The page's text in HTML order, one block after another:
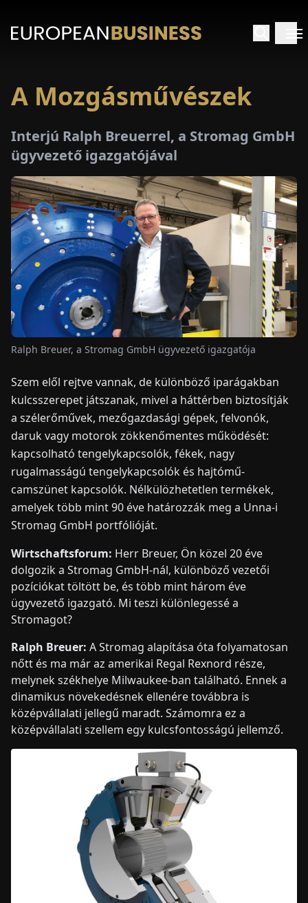
E-
PAPÍR
HÍREK
EN DE HU
KAPCSOLAT
A Mozgásművészek
Interjú Ralph Breuerrel, a Stromag GmbH
ügyvezető igazgatójával
Ralph Breuer, a Stromag GmbH ügyvezető igazgatója
Szem elől rejtve vannak, de különböző iparágakban
kulcsszerepet játszanak, mivel a háttérben biztosítják
a szélerőművek, mezőgazdasági gépek, felvonók,
daruk vagy motorok zökkenőmentes működését:
kapcsolható tengelykapcsolók, fékek, nagy
rugalmasságú tengelykapcsolók és hajtómű-
camszünet kapcsolók. Nélkülözhetetlen termékek,
amelyek több mint 90 éve határozzák meg a Unna-i
Stromag GmbH portfólióját.
Wirtschaftsforum: Herr Breuer, Ön közel 20 éve
dolgozik a Stromag GmbH-nál, különböző vezetői
pozíciókat töltött be, és több mint három éve
ügyvezető igazgató. Mi teszi különlegessé a
Stromagot?
Ralph Breuer: A Stromag alapítása óta folyamatosan
nőtt és ma már az amerikai Regal Rexnord része,
melynek székhelye Milwaukee-ban található. Ennek a
dinamikus növekedésnek ellenére továbbra is
középvállalati jellegű maradt. Számomra ez a
középvállalati szellem egy kulcsfontosságú jellemző.